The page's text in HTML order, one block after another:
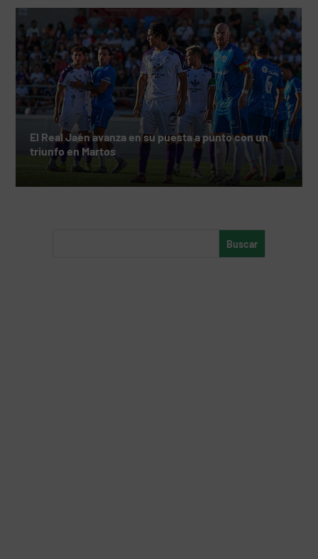
El Real Jaén avanza en su puesta a punto con un
triunfo en Martos